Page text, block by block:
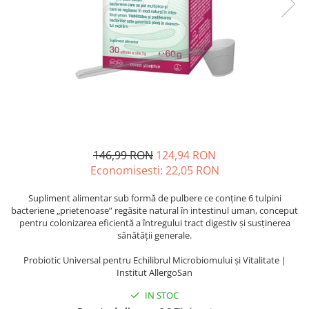
Colesterol & tensiune
Balsam buze
Îngrijirea Corpului
Loțiuni
Curcumin (Turmeric)
Ginkgo biloba
Ginseng
Glucozamina
146,99 RON 124,94 RON
Economisesti: 22,05 RON
Supliment alimentar sub formă de pulbere ce conține 6 tulpini
bacteriene „prietenoase” regăsite natural în intestinul uman, conceput
pentru colonizarea eficientă a întregului tract digestiv și susținerea
sănătății generale.
Probiotic Universal pentru Echilibrul Microbiomului și Vitalitate |
Institut AllergoSan
IN STOC